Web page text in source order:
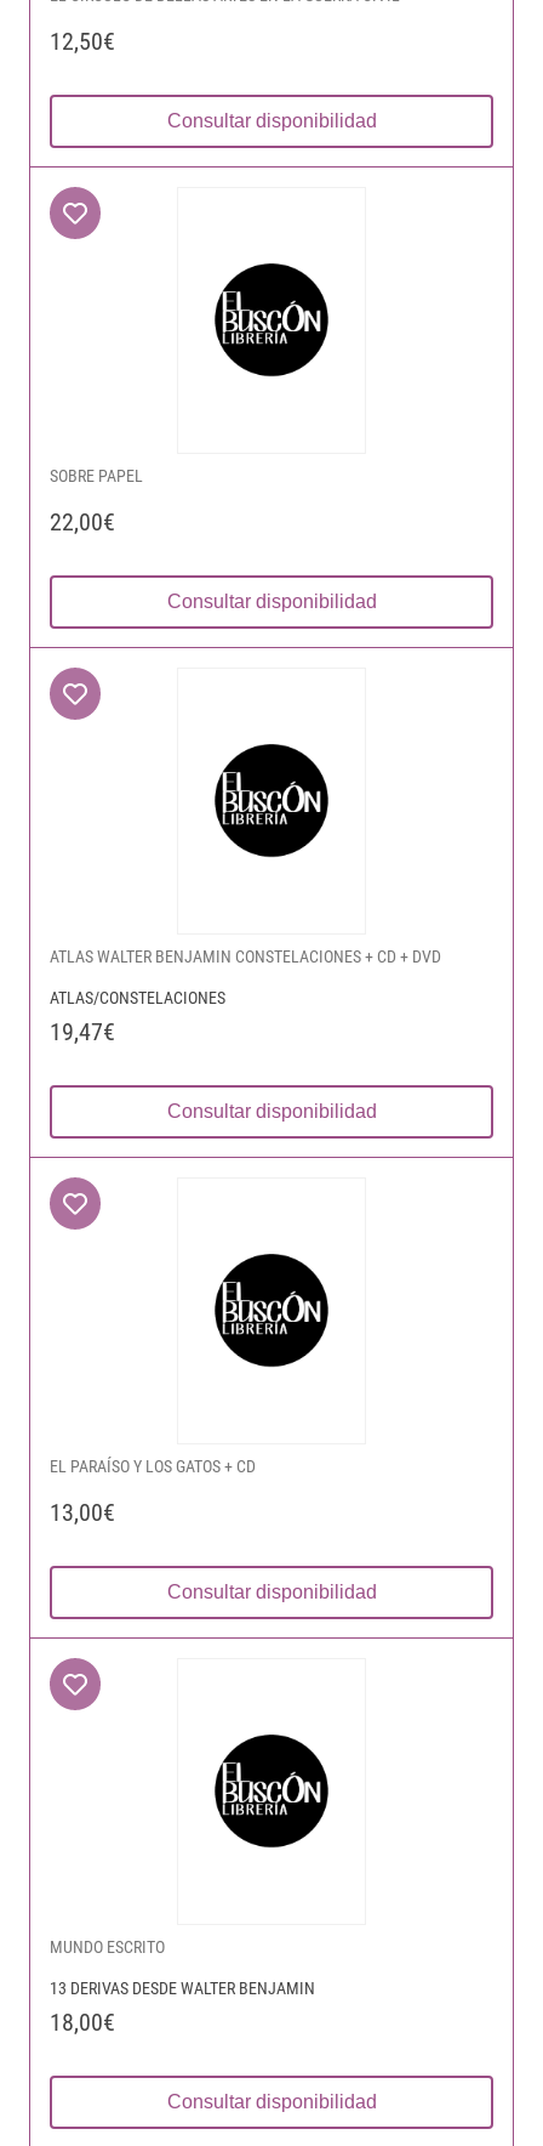
12,50€
Consultar disponibilidad
SOBRE PAPEL
22,00€
Consultar disponibilidad
ATLAS WALTER BENJAMIN CONSTELACIONES + CD + DVD
ATLAS/CONSTELACIONES
19,47€
Consultar disponibilidad
EL PARAÍSO Y LOS GATOS + CD
13,00€
Consultar disponibilidad
MUNDO ESCRITO
13 DERIVAS DESDE WALTER BENJAMIN
18,00€
Consultar disponibilidad